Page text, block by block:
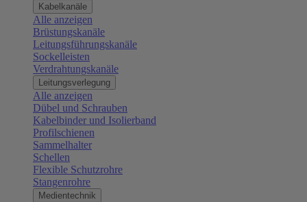
Kabelkanäle
Alle anzeigen
Brüstungskanäle
Leitungsführungskanäle
Sockelleisten
Verdrahtungskanäle
Leitungsverlegung
Alle anzeigen
Dübel und Schrauben
Kabelbinder und Isolierband
Profilschienen
Sammelhalter
Schellen
Flexible Schutzrohre
Stangenrohre
Medientechnik